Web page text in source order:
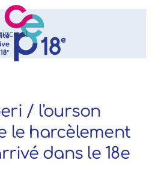
/ l'ourson
le harcèlement
dans le 18e